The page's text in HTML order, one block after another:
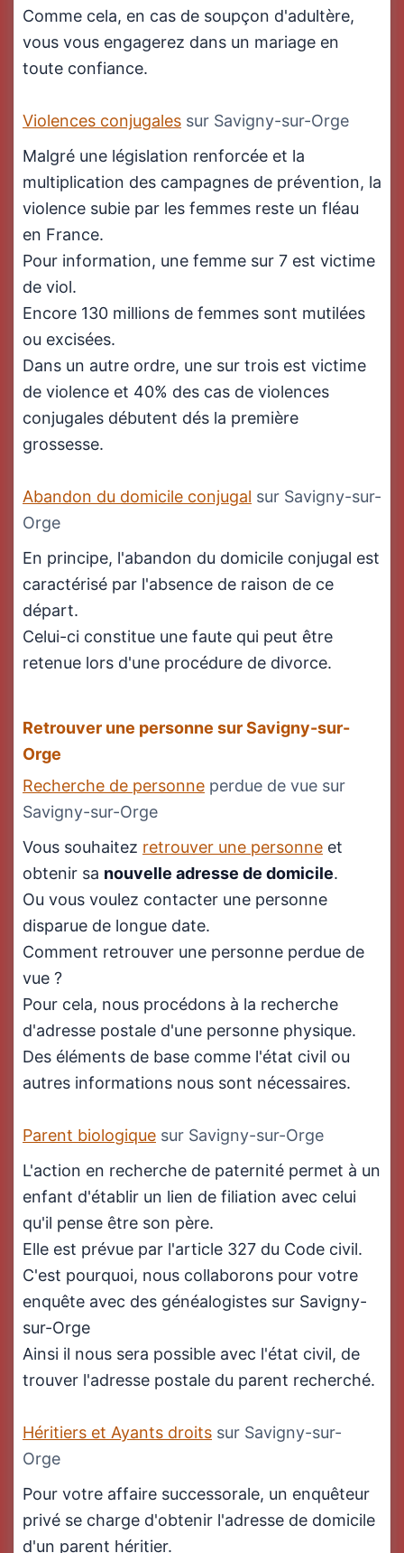
Comme cela, en cas de soupçon d'adultère,
vous vous engagerez dans un mariage en
toute confiance.
Violences conjugales sur Savigny-sur-Orge
Malgré une législation renforcée et la
multiplication des campagnes de prévention, la
violence subie par les femmes reste un fléau
en France.
Pour information, une femme sur 7 est victime
de viol.
Encore 130 millions de femmes sont mutilées
ou excisées.
Dans un autre ordre, une sur trois est victime
de violence et 40% des cas de violences
conjugales débutent dés la première
grossesse.
Abandon du domicile conjugal sur Savigny-sur-
Orge
En principe, l'abandon du domicile conjugal est
caractérisé par l'absence de raison de ce
départ.
Celui-ci constitue une faute qui peut être
retenue lors d'une procédure de divorce.
Retrouver une personne sur Savigny-sur-
Orge
Recherche de personne perdue de vue sur
Savigny-sur-Orge
Vous souhaitez retrouver une personne et
obtenir sa nouvelle adresse de domicile.
Ou vous voulez contacter une personne
disparue de longue date.
Comment retrouver une personne perdue de
vue ?
Pour cela, nous procédons à la recherche
d'adresse postale d'une personne physique.
Des éléments de base comme l'état civil ou
autres informations nous sont nécessaires.
Parent biologique sur Savigny-sur-Orge
L'action en recherche de paternité permet à un
enfant d'établir un lien de filiation avec celui
qu'il pense être son père.
Elle est prévue par l'article 327 du Code civil.
C'est pourquoi, nous collaborons pour votre
enquête avec des généalogistes sur Savigny-
sur-Orge
Ainsi il nous sera possible avec l'état civil, de
trouver l'adresse postale du parent recherché.
Héritiers et Ayants droits sur Savigny-sur-
Orge
Pour votre affaire successorale, un enquêteur
privé se charge d'obtenir l'adresse de domicile
d'un parent héritier.